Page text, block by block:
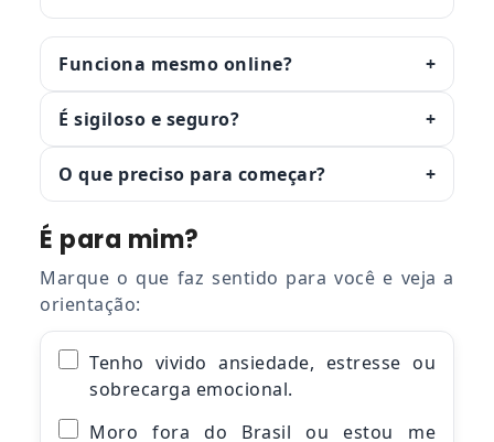
Funciona mesmo online? +
É sigiloso e seguro? +
O que preciso para começar? +
É para mim?
Marque o que faz sentido para você e veja a
orientação:
Tenho vivido ansiedade, estresse ou
sobrecarga emocional.
Moro fora do Brasil ou estou me